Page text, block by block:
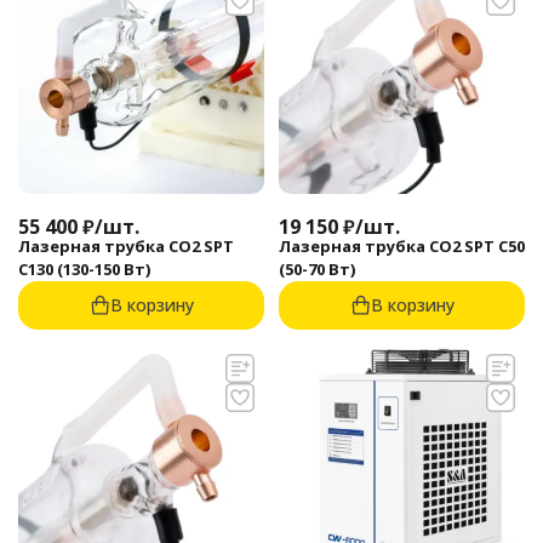
55 400₽/шт.
Лазерная трубка CO2 SPT
C130 (130-150 Вт)
В корзину
19 150₽/шт.
Лазерная трубка CO2 SPT C50
(50-70 Вт)
В корзину